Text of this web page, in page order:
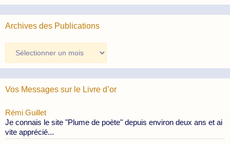
Archives des Publications
des
Publications
Vos Messages sur le Livre d’or
Rémi Guillet
Je connais le site "Plume de poète" depuis environ deux ans et ai
vite apprécié...